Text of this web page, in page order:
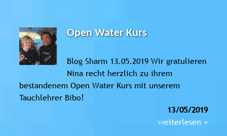
Open Water Kurs
Blog Sharm 13.05.2019 Wir gratulieren
Nina recht herzlich zu ihrem
bestandenem Open Water Kurs mit unserem
Tauchlehrer Bibo!
13/05/2019
weiterlesen »